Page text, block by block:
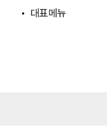
대표메뉴